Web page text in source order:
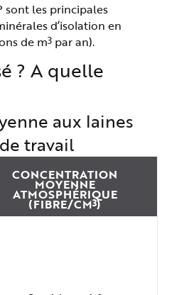
sont les principales
d’isolation en
de m3 par an).
? A quelle
aux laines
travail
CONCENTRATION
MOYENNE
ATMOSPHÉRIQUE
(FIBRE/CM3)